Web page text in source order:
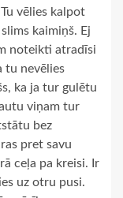
vēlies kalpot
kaimiņš. Ej
noteikti atradīsi
tu nevēlies
ka ja tur gulētu
viņam tur
bez
pret savu
ceļa pa kreisi. Ir
uz otru pusi.